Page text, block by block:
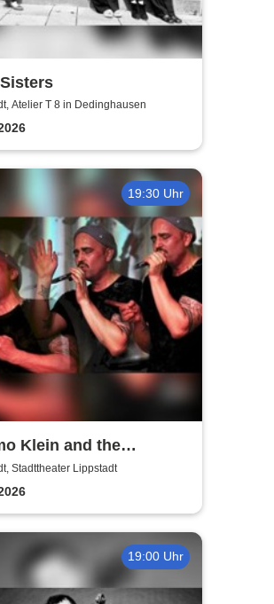
Atelier T 8 in Dedinghausen
19:30 Uhr
Klein and the
Stadttheater Lippstadt
19:00 Uhr